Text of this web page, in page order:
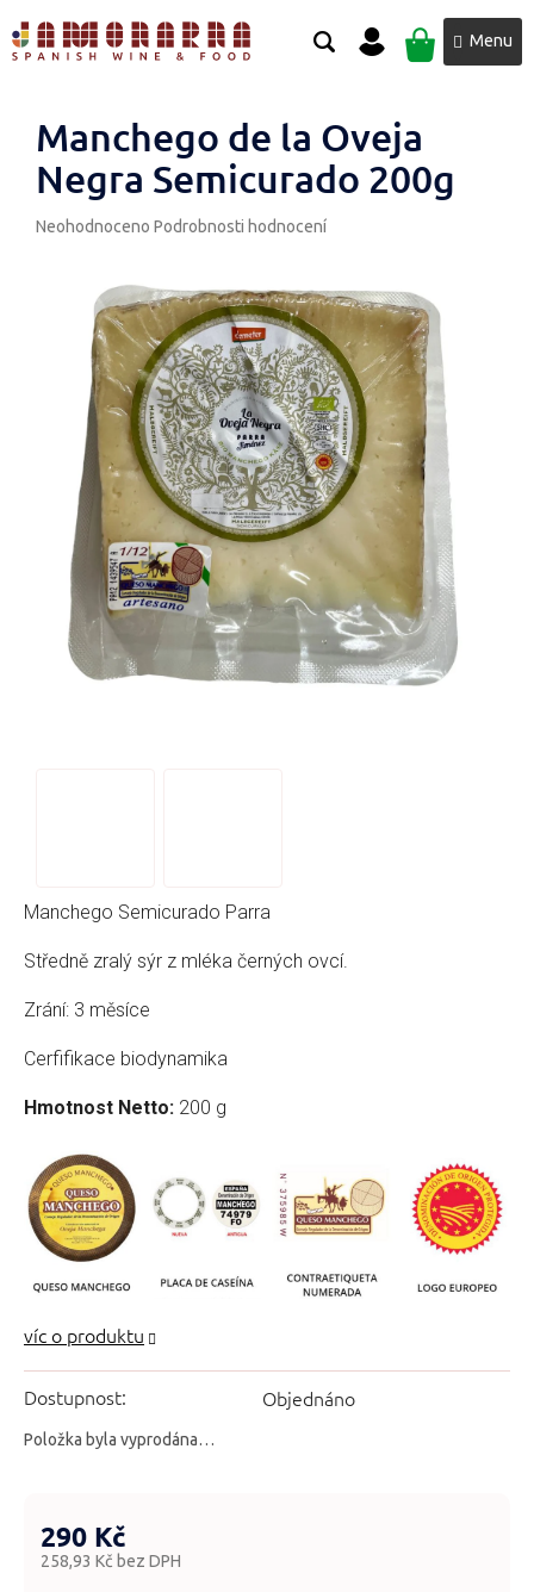
na
obsah
NÁKUPNÍ
KOŠÍK
Manchego de la Oveja
Negra Semicurado 200g
Průměrné
hvězdiček.
Neohodnoceno Podrobnosti hodnocení
Dostupnost: Objednáno
Položka byla vyprodána…
Manchego Semicurado Parra
Středně zralý sýr z mléka černých ovcí.
Zrání: 3 měsíce
Cerfifikace biodynamika
Hmotnost Netto: 200 g
290 Kč
258,93 Kč bez DPH